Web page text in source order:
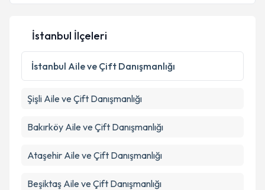
Kişisel verilerimin işlenmesine ilişkinAydınlatma
Metni'ni okudum ve kişisel verilerimin belirtilen
kapsamda işlenmesini kabul ediyorum.
İstanbul İlçeleri
İstanbul Aile ve Çift Danışmanlığı
Şişli Aile ve Çift Danışmanlığı
Bakırköy Aile ve Çift Danışmanlığı
Ataşehir Aile ve Çift Danışmanlığı
Beşiktaş Aile ve Çift Danışmanlığı